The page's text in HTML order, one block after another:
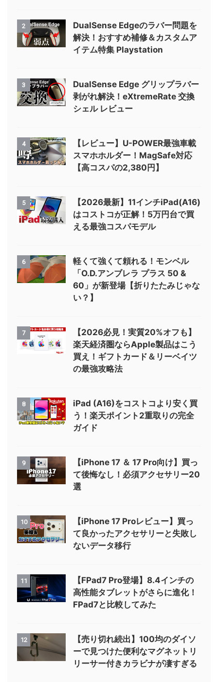
2
DualSense Edgeのラバー問題を
解決！おすすめ補修＆カスタムア
イテム特集 Playstation
3
DualSense Edge グリップラバー
剥がれ解決！eXtremeRate 交換
シェル レビュー
4
【レビュー】U-POWER最強車載
スマホホルダー！MagSafe対応
【高コスパの2,380円】
5
【2026最新】11インチiPad(A16)
はコストコが正解！5万円台で買
える最強コスパモデル
6
軽くて強くて頼れる！モンベル
「O.D.アンブレラ プラス 50 &
60」が新登場【折りたたみじゃな
い？】
7
【2026必見！実質20%オフも】
楽天経済圏ならApple製品はこう
買え！ギフトカード＆リーベイツ
の最強攻略法
8
iPad (A16)をコストコより安く買
う！楽天ポイント2重取りの完全
ガイド
9
【iPhone 17 ＆ 17 Pro向け】買っ
て後悔なし！必須アクセサリー20
選
10
【iPhone 17 Proレビュー】買っ
て良かったアクセサリーと失敗し
ないデータ移行
11
【FPad7 Pro登場】8.4インチの
高性能タブレットがさらに進化！
FPad7と比較してみた
12
【売り切れ続出】100均のダイソ
ーで見つけた便利なマグネットリ
リーサー付きカラビナが凄すぎる